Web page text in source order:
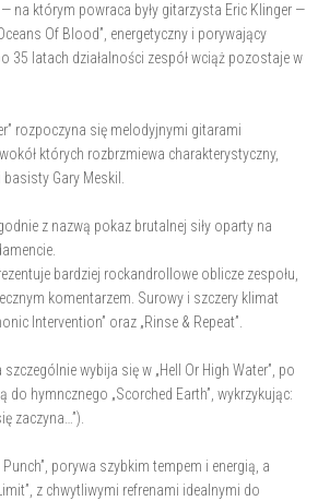
na którym powraca były gitarzysta Eric Klinger —
Of Blood”, energetyczny i porywający
35 latach działalności zespół wciąż pozostaje w
rozpoczyna się melodyjnymi gitarami
których rozbrzmiewa charakterystyczny,
Gary Meskil.
z nazwą pokaz brutalnej siły oparty na
bardziej rockandrollowe oblicze zespołu,
komentarzem. Surowy i szczery klimat
Intervention” oraz „Rinse & Repeat”.
wybija się w „Hell Or High Water”, po
do hymncznego „Scorched Earth”, wykrzykując:
zaczyna…”).
porywa szybkim tempem i energią, a
z chwytliwymi refrenami idealnymi do